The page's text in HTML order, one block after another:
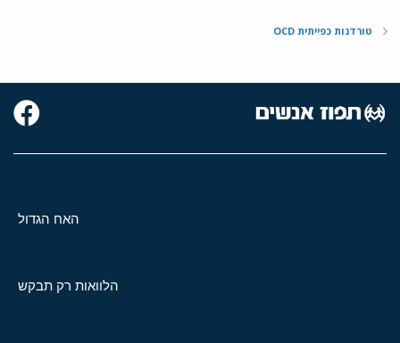
טורדנות כפייתית OCD
האח הגדול
הלוואות רק תבקש